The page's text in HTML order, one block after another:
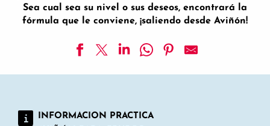
Sea cual sea su nivel o sus deseos, encontrará la
fórmula que le conviene, ¡saliendo desde Aviñón!
EV17 - Via Rhôna - Lapalud > Orange > Avignon
INFORMACION PRACTICA